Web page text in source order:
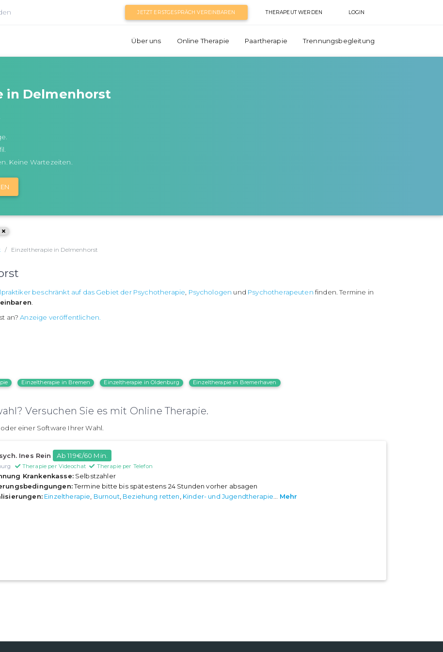
JETZT ERSTGESPRÄCH VEREINBAREN THERAPEUT WERDEN LOGIN
Über uns Online Therapie Paartherapie Trennungsbegleitung
in Delmenhorst
Keine Wartezeiten.
Einzeltherapie in Delmenhorst
beschränkt auf das Gebiet der Psychotherapie, Psychologen und Psychotherapeuten finden. Termine in
.
an?Anzeige veröffentlichen.
Einzeltherapie in Bremen Einzeltherapie in Oldenburg Einzeltherapie in Bremerhaven
Versuchen Sie es mit Online Therapie.
einer Software Ihrer Wahl.
Ines Rein Ab 119€/60 Min.
Therapie per Videochat Therapie per Telefon
Krankenkasse:Selbstzahler
Termine bitte bis spätestens 24 Stunden vorher absagen
Einzeltherapie, Burnout, Beziehung retten, Kinder- und Jugendtherapie... Mehr